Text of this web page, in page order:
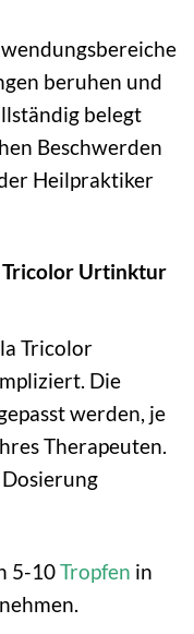
beruhen und
belegt
Beschwerden
Heilpraktiker
Tricolor Urtinktur
Tricolor
Die
werden, je
Therapeuten.
5-10Tropfen in